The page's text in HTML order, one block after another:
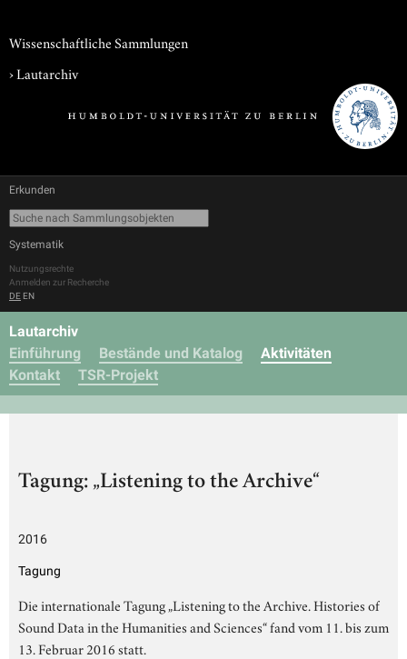
Wissenschaftliche Sammlungen
›Lautarchiv
Erkunden
Systematik
Nutzungsrechte
Anmelden zur Recherche
DE EN
Lautarchiv
Einführung
Bestände und Katalog
Aktivitäten
Kontakt
TSR-Projekt
Tagung: „Listening to the Archive“
2016
Tagung
Die internationale Tagung „Listening to the Archive. Histories of
Sound Data in the Humanities and Sciences“ fand vom 11. bis zum
13. Februar 2016 statt.